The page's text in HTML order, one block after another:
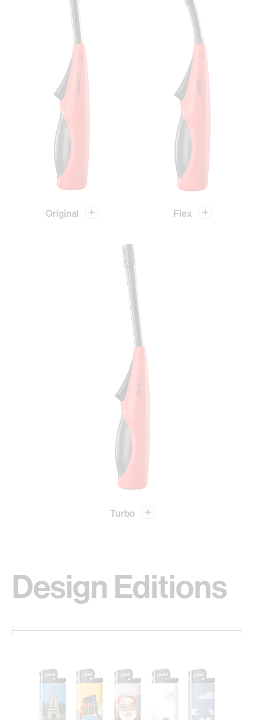
Original Flex
Turbo
Design Editions